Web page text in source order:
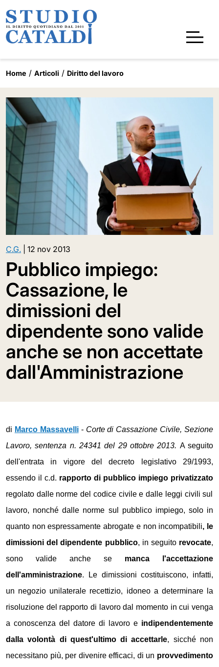
Home Articoli Diritto del lavoro
C.G. 12 nov 2013
Pubblico impiego:
Cassazione, le
dimissioni del
dipendente sono valide
anche se non accettate
dall'Amministrazione
di Marco Massavelli- Corte di Cassazione Civile, Sezione
Lavoro, sentenza n. 24341 del 29 ottobre 2013. A seguito
dell'entrata in vigore del decreto legislativo 29/1993,
essendo il c.d. rapporto di pubblico impiego privatizzato
regolato dalle norme del codice civile e dalle leggi civili sul
lavoro, nonché dalle norme sul pubblico impiego, solo in
quanto non espressamente abrogate e non incompatibili, le
dimissioni del dipendente pubblico, in seguito revocate,
sono valide anche se manca l'accettazione
dell'amministrazione. Le dimissioni costituiscono, infatti,
un negozio unilaterale recettizio, idoneo a determinare la
risoluzione del rapporto di lavoro dal momento in cui venga
a conoscenza del datore di lavoro e indipendentemente
dalla volontà di quest'ultimo di accettarle, sicché non
necessitano più, per divenire efficaci, di un provvedimento